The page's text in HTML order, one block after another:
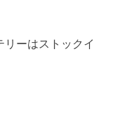
ーはストックイ